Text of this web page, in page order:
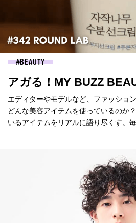
BEAUTY
アガる！MY BUZZ
エディターやモデルなど、ファッショ
どんな美容アイテムを使っているのか
いるアイテムをリアルに語り尽くす。